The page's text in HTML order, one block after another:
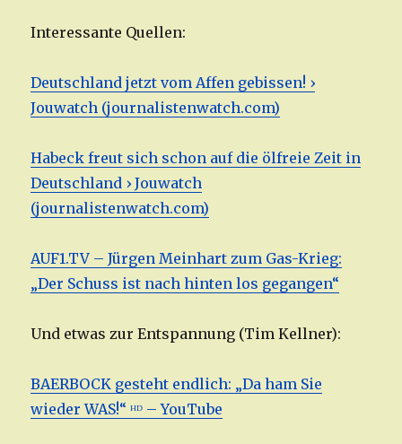
Interessante Quellen:
Deutschland jetzt vom Affen gebissen! ›
Jouwatch (journalistenwatch.com)
Habeck freut sich schon auf die ölfreie Zeit in
Deutschland › Jouwatch
(journalistenwatch.com)
AUF1.TV – Jürgen Meinhart zum Gas-Krieg:
„Der Schuss ist nach hinten los gegangen“
Und etwas zur Entspannung (Tim Kellner):
BAERBOCK gesteht endlich: „Da ham Sie
wieder WAS!“ ᴴᴰ – YouTube